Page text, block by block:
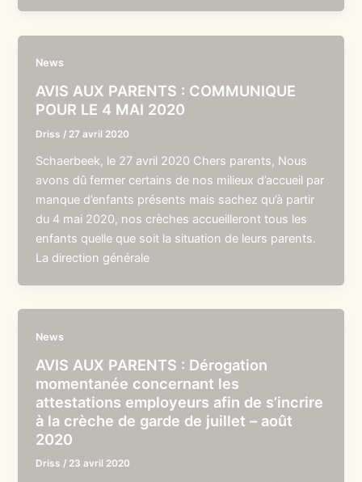
News
AVIS AUX PARENTS : COMMUNIQUE
POUR LE 4 MAI 2020
Driss / 27 avril 2020
Schaerbeek, le 27 avril 2020 Chers parents, Nous
avons dû fermer certains de nos milieux d’accueil par
manque d’enfants présents mais sachez qu’à partir
du 4 mai 2020, nos crèches accueilleront tous les
enfants quelle que soit la situation de leurs parents.
La direction générale
News
AVIS AUX PARENTS : Dérogation
momentanée concernant les
attestations employeurs afin de s’incrire
à la crèche de garde de juillet – août
2020
Driss / 23 avril 2020